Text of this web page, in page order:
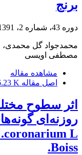
برنج
دوره 43، شماره 2، 1391، صفحه
محمدجواد گل محمدی،
مصطفی اویسی
مشاهده مقاله
اصل مقاله K
اثر سطوح
Boiss.